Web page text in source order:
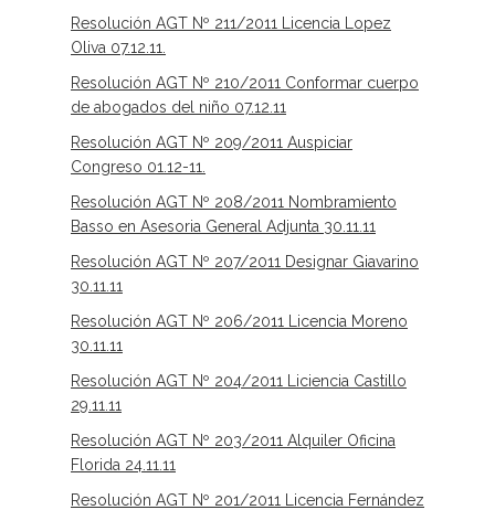
Resolución AGT Nº 211/2011 Licencia Lopez
Oliva 07.12.11.
Resolución AGT Nº 210/2011 Conformar cuerpo
de abogados del niño 07.12.11
Resolución AGT Nº 209/2011 Auspiciar
Congreso 01.12-11.
Resolución AGT Nº 208/2011 Nombramiento
Basso en Asesoria General Adjunta 30.11.11
Resolución AGT Nº 207/2011 Designar Giavarino
30.11.11
Resolución AGT Nº 206/2011 Licencia Moreno
30.11.11
Resolución AGT Nº 204/2011 Liciencia Castillo
29.11.11
Resolución AGT Nº 203/2011 Alquiler Oficina
Florida 24.11.11
Resolución AGT Nº 201/2011 Licencia Fernández